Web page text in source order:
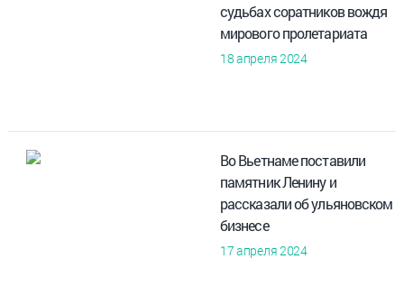
судьбах соратников вождя
мирового пролетариата
18 апреля 2024
Во Вьетнаме поставили
памятник Ленину и
рассказали об ульяновском
бизнесе
17 апреля 2024